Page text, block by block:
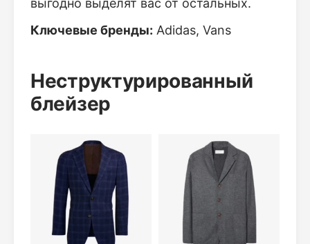
выгодно выделят вас от остальных.
Ключевые бренды: Adidas, Vans
Неструктурированный
блейзер